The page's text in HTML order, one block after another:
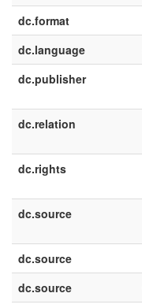
dc.format
dc.language
dc.publisher
dc.relation
dc.rights
dc.source
dc.source
dc.source